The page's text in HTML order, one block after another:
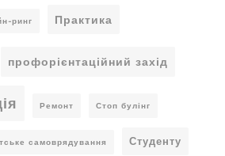
ринг Практика
профорієнтаційний захід
Ремонт Стоп булінг
самоврядування Студенту